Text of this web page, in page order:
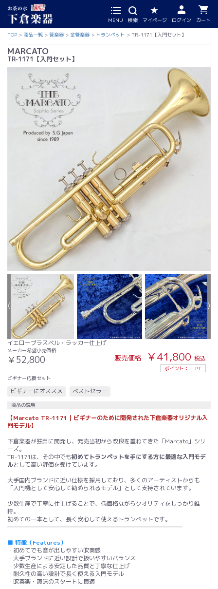
MENU 検索 マイページ ログイン カート
TOP 商品一覧 管楽器 金管楽器 トランペット TR-1171【入門セット】
MARCATO
TR-1171【入門セット】
イエローブラスベル・ラッカー仕上げ
メーカー希望小売価格
￥52,800 販売価格 ￥41,800 税込
ポイント：
PT
ビギナー応援セット
ビギナーにオススメ ベストセラー
商品の説明
【Marcato TR-1171｜ビギナーのために開発された下倉楽器オリジナル入
門モデル】
下倉楽器が独自に開発し、発売当初から改良を重ねてきた「Marcato」シリ
ーズ。
TR-1171は、その中でも初めてトランペットを手にする方に最適な入門モデ
ルとして高い評価を受けています。
大手国内ブランドに近い仕様を採用しており、多くのアーティストからも
「入門機として安心して勧められるモデル」として支持されています。
少数生産で丁寧に仕上げることで、低価格ながらクオリティをしっかり維
持。
初めての一本として、長く安心して使えるトランペットです。
――――――――――――――――――――――――――――――
■ 特徴（Features）
・初めてでも音が出しやすい吹奏感
・大手ブランドに近い設計で扱いやすいバランス
・少数生産による安定した品質と丁寧な仕上げ
・耐久性の高い設計で長く使える入門モデル
・吹奏楽・趣味のスタートに最適